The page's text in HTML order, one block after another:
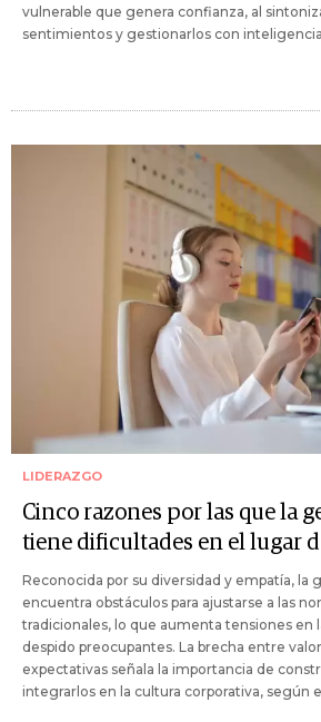
vulnerable que genera confianza, al
sentimientos y gestionarlos con
LIDERAZGO
Cinco razones por las que la
tiene dificultades en el lugar
Reconocida por su diversidad y empatía, la
encuentra obstáculos para ajustarse a las
tradicionales, lo que aumenta tensiones en
despido preocupantes. La brecha entre
expectativas señala la importancia de
integrarlos en la cultura corporativa, según